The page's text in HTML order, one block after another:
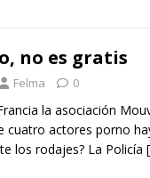
no es gratis
Felma 0
la asociación
cuatro actores porno
los rodajes? La Policía